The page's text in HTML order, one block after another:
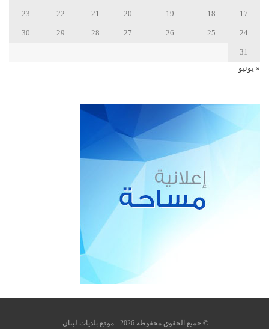
17
18
19
20
21
22
23
24
25
26
27
28
29
30
31
« يونيو
© جميع الحقوق محفوظة 2026 - موقع بلديات لبنان.